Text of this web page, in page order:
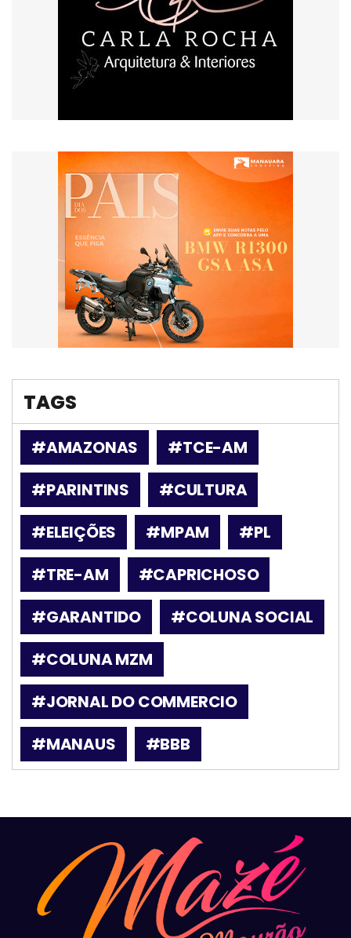
TAGS
#AMAZONAS
#TCE-AM
#PARINTINS
#CULTURA
#ELEIÇÕES
#MPAM
#PL
#TRE-AM
#CAPRICHOSO
#GARANTIDO
#COLUNA SOCIAL
#COLUNA MZM
#JORNAL DO COMMERCIO
#MANAUS
#BBB